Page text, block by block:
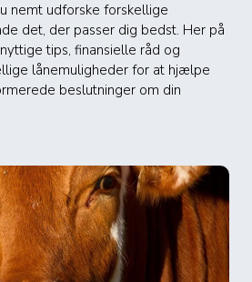
nemt udforske forskellige
det, der passer dig bedst. Her på
tips, finansielle råd og
lånemuligheder for at hjælpe
beslutninger om din